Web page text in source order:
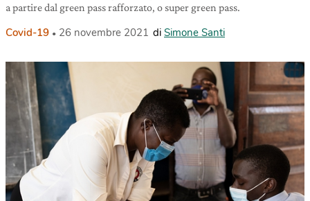
a partire dal green pass rafforzato, o super green pass.
Covid-19 26 novembre 2021 di Simone Santi